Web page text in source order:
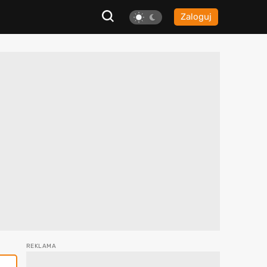
Zaloguj